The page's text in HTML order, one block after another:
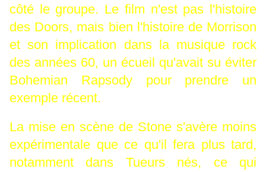
côté le groupe. Le film n'est pas l'histoire
des Doors, mais bien l'histoire de Morrison
et son implication dans la musique rock
des années 60, un écueil qu'avait su éviter
Bohemian Rapsody pour prendre un
exemple récent.
La mise en scène de Stone s'avère moins
expérimentale que ce qu'il fera plus tard,
notamment dans Tueurs nés, ce qui